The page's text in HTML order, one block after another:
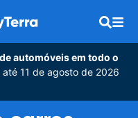
automóveis em todo o
11 de agosto de 2026